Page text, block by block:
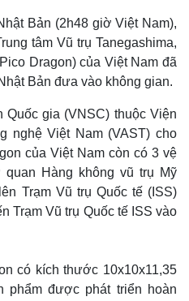
Bản (2h48 giờ Việt Nam),
tâm Vũ trụ Tanegashima,
Dragon) của Việt Nam đã
Bản đưa vào không gian.
Quốc gia (VNSC) thuộc Viện
nghệ Việt Nam (VAST) cho
của Việt Nam còn có 3 vệ
Hàng không vũ trụ Mỹ
Trạm Vũ trụ Quốc tế (ISS)
Trạm Vũ trụ Quốc tế ISS vào
có kích thước 10x10x11,35
phẩm được phát triển hoàn